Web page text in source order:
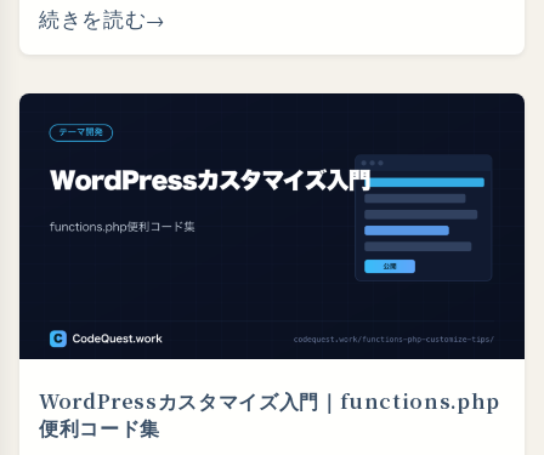
続きを読む
WordPressカスタマイズ入門｜functions.php
便利コード集